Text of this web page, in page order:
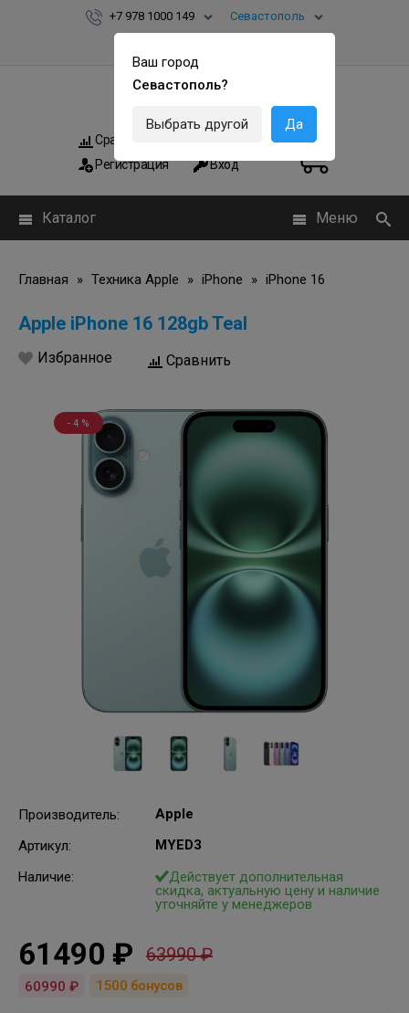
Ваш город
Севастополь?
Выбрать другой Да
+7 978 1000 149 Севастополь
Сравнить
Регистрация
Мои заказы
Вход
0
Каталог Меню
Главная » Техника Apple » iPhone » iPhone 16
Apple iPhone 16 128gb Teal
Избранное Сравнить
- 4 %
Производитель:
Apple
Артикул:
MYED3
Наличие:
Действует дополнительная
скидка, актуальную цену и наличие
уточняйте у менеджеров
61490 ₽ 63990 ₽
1500 бонусов
60990 ₽